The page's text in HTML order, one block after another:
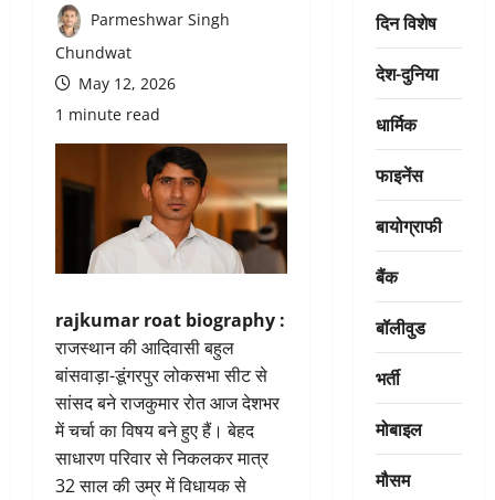
Parmeshwar Singh
Chundwat
May 12, 2026
1 minute read
rajkumar roat biography :
राजस्थान की आदिवासी बहुल
बांसवाड़ा-डूंगरपुर लोकसभा सीट से
सांसद बने राजकुमार रोत आज देशभर
में चर्चा का विषय बने हुए हैं। बेहद
साधारण परिवार से निकलकर मात्र
32 साल की उम्र में विधायक से
दिन विशेष
देश-दुनिया
धार्मिक
फाइनेंस
बायोग्राफी
बैंक
बॉलीवुड
भर्ती
मोबाइल
मौसम